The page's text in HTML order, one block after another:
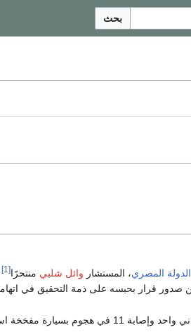
بحث
المصري، المستشار وائل شلبي منتحرًا[1]
صدور قرار بحبسه على ذمة التحقيق في